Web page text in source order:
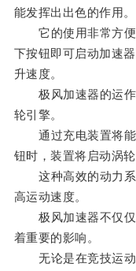
能发挥出出色的作用。
它的使用非常方便
下按钮即可启动加速
升速度。
极风加速器的运作
轮引擎。
通过充电装置将能
钮时，装置将启动涡
这种高效的动力系
高运动速度。
极风加速器不仅仅
着重要的影响。
无论是在竞技运动